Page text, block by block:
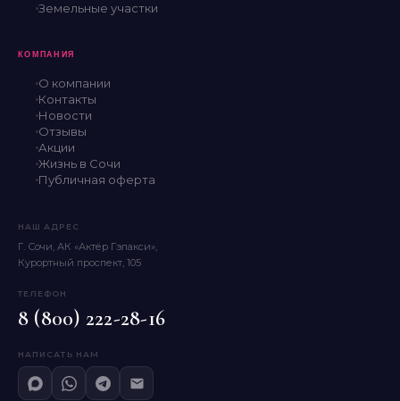
Земельные участки
КОМПАНИЯ
О компании
Контакты
Новости
Отзывы
Акции
Жизнь в Сочи
Публичная оферта
НАШ АДРЕС
Г. Сочи, АК «Актёр Гэлакси»,
Курортный проспект, 105
ТЕЛЕФОН
8 (800) 222-28-16
НАПИСАТЬ НАМ